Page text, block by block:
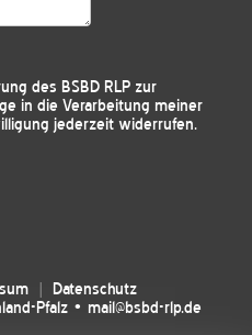
des BSBD RLP zur
in die Verarbeitung meiner
jederzeit widerrufen.
Datenschutz
Pfalz • mail@bsbd-rlp.de